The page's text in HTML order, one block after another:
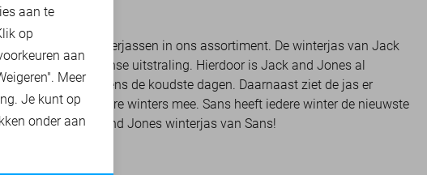
and Jones winterjassen in ons assortiment. De winterjas van Jack
en no-nonsense uitstraling. Hierdoor is Jack and Jones al
jou warm tijdens de koudste dagen. Daarnaast ziet de jas er
meerdere winters mee. Sans heeft iedere winter de nieuwste
van de Jack and Jones winterjas van Sans!
aan te
op
aan
Meer
Je kunt op
onder aan